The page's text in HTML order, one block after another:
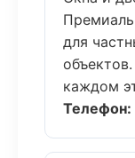
для
каждом
Телефон: